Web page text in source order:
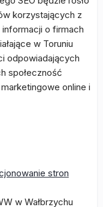
korzystających z
o firmach
w Toruniu
odpowiadających
społeczność
online i
stron
w Wałbrzychu